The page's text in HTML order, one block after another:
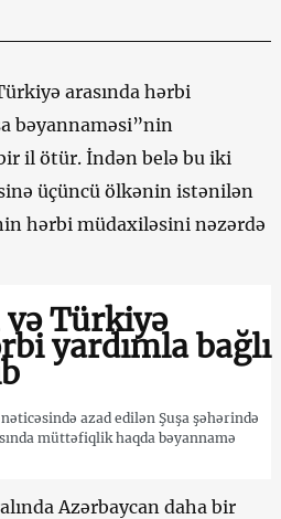
arasında hərbi
bəyannaməsi”nin
il ötür. İndən belə bu iki
üçüncü ölkənin istənilən
hərbi müdaxiləsini nəzərdə
və Türkiyə
yardımla bağlı
azad edilən Şuşa şəhərində
müttəfiqlik haqda bəyannamə
Azərbaycan daha bir